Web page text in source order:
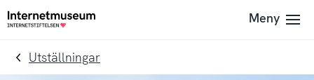
To
navigation
Till
innehållet
Till
Meny
Utställningar